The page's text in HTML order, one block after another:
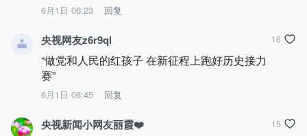
6月1日 06:23 回复
央视网友z6r9ql
“做党和人民的红孩子 在新征程上跑好历史接力
赛”
6月1日 06:45 回复
16
央视新闻小网友丽霞❤️ 15